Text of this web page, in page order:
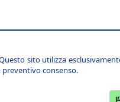
sito utilizza
preventivo consenso.